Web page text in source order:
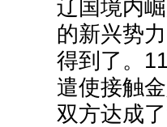
辽国境内
的新兴势
得到了。
遣使接触
双方达成